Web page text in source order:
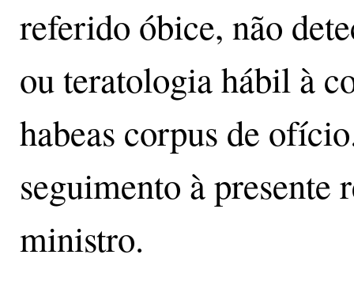
referido óbice, não
ou teratologia hábil à
habeas corpus de
seguimento à presente
ministro.